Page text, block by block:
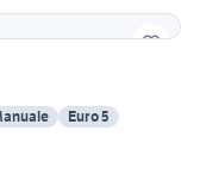
Euro 5